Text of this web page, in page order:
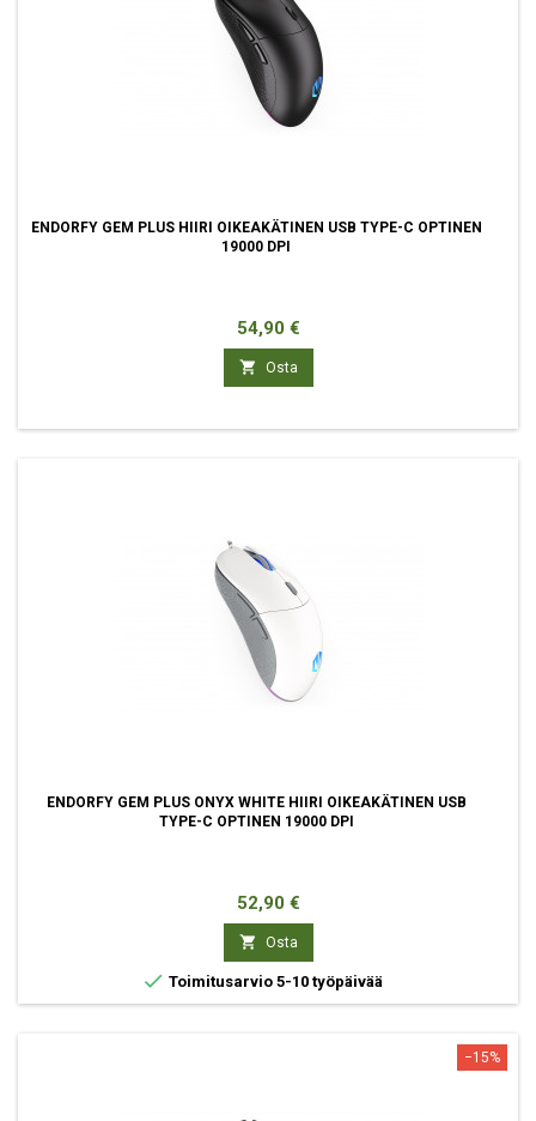
ENDORFY GEM PLUS HIIRI OIKEAKÄTINEN USB TYPE-C OPTINEN
19000 DPI
Hinta
54,90 €
 Osta
ENDORFY GEM PLUS ONYX WHITE HIIRI OIKEAKÄTINEN USB
TYPE-C OPTINEN 19000 DPI
Hinta
52,90 €
 Osta
 Toimitusarvio 5-10 työpäivää
−15%